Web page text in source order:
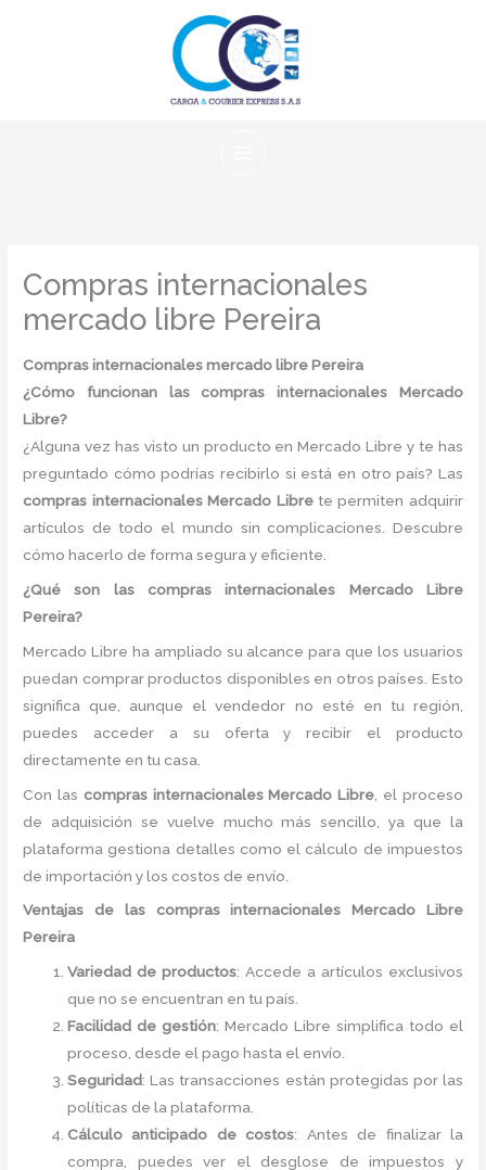
Compras internacionales
mercado libre Pereira
Compras internacionales mercado libre Pereira
¿Cómo funcionan las compras internacionales Mercado
Libre?
¿Alguna vez has visto un producto en Mercado Libre y te has
preguntado cómo podrías recibirlo si está en otro país? Las
compras internacionales Mercado Librete permiten adquirir
artículos de todo el mundo sin complicaciones. Descubre
cómo hacerlo de forma segura y eficiente.
¿Qué son las compras internacionales Mercado Libre
Pereira?
Mercado Libre ha ampliado su alcance para que los usuarios
puedan comprar productos disponibles en otros países. Esto
significa que, aunque el vendedor no esté en tu región,
puedes acceder a su oferta y recibir el producto
directamente en tu casa.
Con las compras internacionales Mercado Libre , el proceso
de adquisición se vuelve mucho más sencillo, ya que la
plataforma gestiona detalles como el cálculo de impuestos
de importación y los costos de envío.
Ventajas de las compras internacionales Mercado Libre
Pereira
Variedad de productos: Accede a artículos exclusivos
que no se encuentran en tu país.
Facilidad de gestión: Mercado Libre simplifica todo el
proceso, desde el pago hasta el envío.
Seguridad: Las transacciones están protegidas por las
políticas de la plataforma.
Cálculo anticipado de costos: Antes de finalizar la
compra, puedes ver el desglose de impuestos y